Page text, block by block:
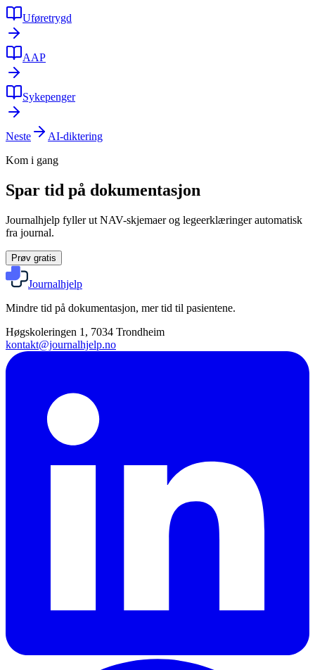
Uføretrygd
AAP
Sykepenger
Neste
AI-diktering
Kom i gang
Spar tid på dokumentasjon
Journalhjelp fyller ut NAV-skjemaer og legeerklæringer automatisk
fra journal.
Prøv gratis
Journalhjelp
Mindre tid på dokumentasjon, mer tid til pasientene.
Høgskoleringen 1, 7034 Trondheim
kontakt@journalhjelp.no